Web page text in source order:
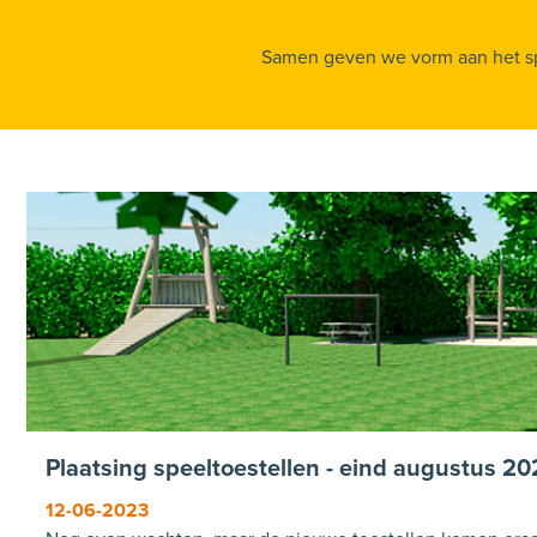
Samen geven we vorm aan het
Plaatsing speeltoestellen - eind augustus
12-06-2023